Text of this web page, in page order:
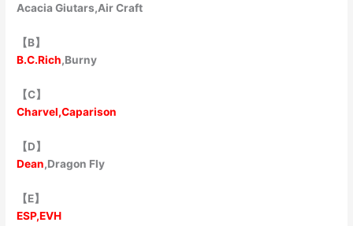
Acacia Giutars,Air Craft
【B】
B.C.Rich,Burny
【C】
Charvel,Caparison
【D】
Dean,Dragon Fly
【E】
ESP,EVH